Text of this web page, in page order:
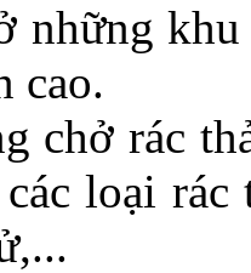
những
cao.
chở rác
loại